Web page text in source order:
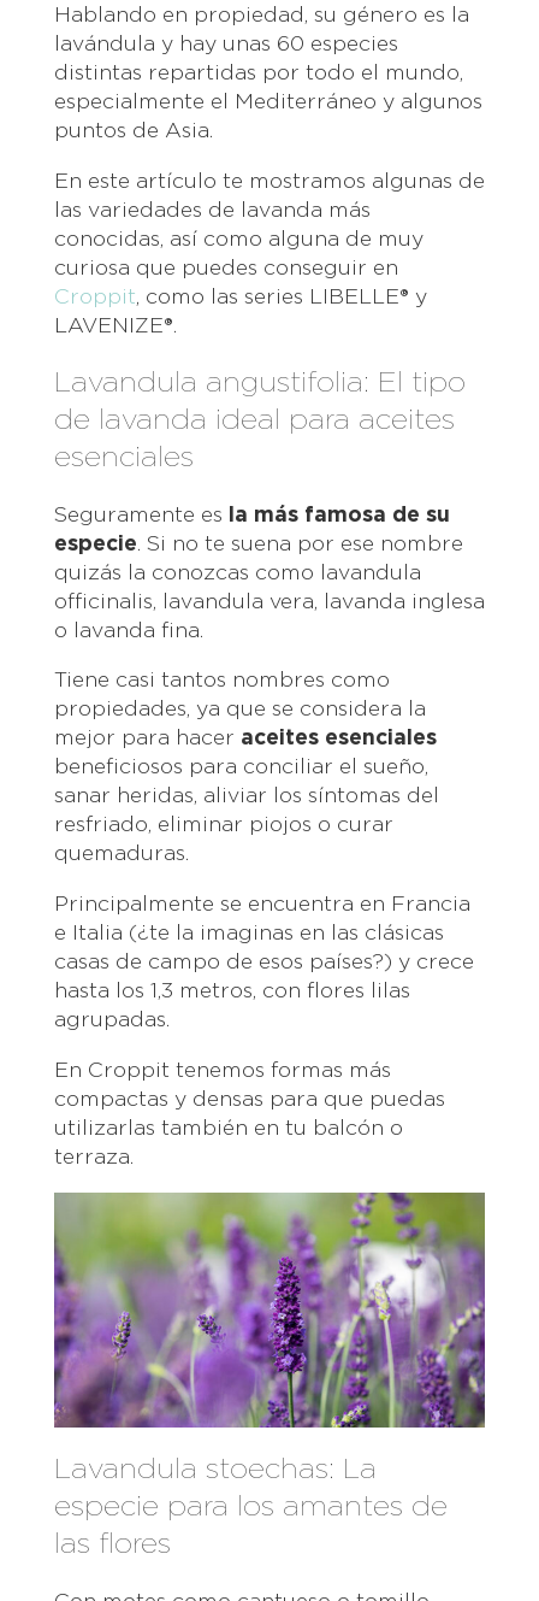
Hablando en propiedad, su género es la
lavándula y hay unas 60 especies
distintas repartidas por todo el mundo,
especialmente el Mediterráneo y algunos
puntos de Asia.
En este artículo te mostramos algunas de
las variedades de lavanda más
conocidas, así como alguna de muy
curiosa que puedes conseguir en
Croppit, como las series LIBELLE® y
LAVENIZE®.
Lavandula angustifolia: El tipo
de lavanda ideal para aceites
esenciales
Seguramente es
la más famosa de su
especie. Si no te suena por ese nombre
quizás la conozcas como lavandula
officinalis, lavandula vera, lavanda inglesa
o lavanda fina.
Tiene casi tantos nombres como
propiedades, ya que se considera la
mejor para hacer aceites esenciales
beneficiosos para conciliar el sueño,
sanar heridas, aliviar los síntomas del
resfriado, eliminar piojos o curar
quemaduras.
Principalmente se encuentra en Francia
e Italia (¿te la imaginas en las clásicas
casas de campo de esos países?) y crece
hasta los 1,3 metros, con flores lilas
agrupadas.
En Croppit tenemos formas más
compactas y densas para que puedas
utilizarlas también en tu balcón o
terraza.
Lavandula stoechas: La
especie para los amantes de
las flores